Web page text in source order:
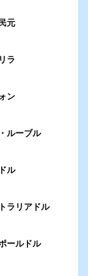
元
ラ
ン
ルーブル
ル
ラリアドル
ールドル